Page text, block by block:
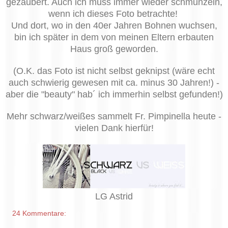
gezaubert. Auch ich muss immer wieder schmunzeln,
wenn ich dieses Foto betrachte!
Und dort, wo in den 40er Jahren Bohnen wuchsen,
bin ich später in dem von meinen Eltern erbauten
Haus groß geworden.
(O.K. das Foto ist nicht selbst geknipst (wäre echt
auch schwierig gewesen mit ca. minus 30 Jahren!) -
aber die "beauty" hab´ ich immerhin selbst gefunden!)
Mehr schwarz/weißes sammelt Fr. Pimpinella heute -
vielen Dank hierfür!
LG Astrid
24 Kommentare: